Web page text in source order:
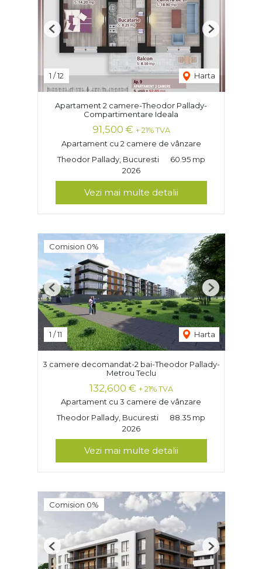
1 /12 Harta
Previous Next
Apartament 2 camere-Theodor Pallady-
Compartimentare Ideala
91,500 € + 21% TVA
Apartament cu 2 camere de vânzare
Theodor Pallady, Bucuresti
60.95 mp
2026
Vezi mai multe detalii
Comision 0%
1 /11 Harta
Previous Next
3 camere decomandat-2 bai-Theodor Pallady-
Metrou Teclu
132,600 € + 21% TVA
Apartament cu 3 camere de vânzare
Theodor Pallady, Bucuresti
88.35 mp
2026
Vezi mai multe detalii
Comision 0%
Previous Next